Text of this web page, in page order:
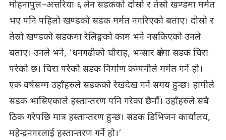
मोहनापुल–अत्तरिया ६ लेन सडकको दोस्रो र तेस्रो खण्डमा मर्मत
भए पनि पहिलो खण्डको सडक मर्मत नगरिएको बताए। दोस्रो र
तेस्रो खण्डको सडकमा रेलिङ्गको काम भने नसकिएको उनले
बताए। उनले भने, ‘धनगढीको चौराह, भन्सार क्षेत्रमा सडक चिरा
परेको छ। चिरा परेको सडक निर्माण कम्पनीले मर्मत गर्ने हो।
एक वर्षसम्म उहाँहरुले सडकको रेखदेख गर्ने समय हुन्छ। हामीले
सडक भासिएकाले हस्तान्तरण पनि गरेका छैनौँ। उहाँहरुले सबै
ठिक गरेपछि मात्र हस्तान्तरण हुन्छ। सडक डिभिजन कार्यालय,
महेन्द्रनगरलाई हस्तान्तरण गर्ने हो।’